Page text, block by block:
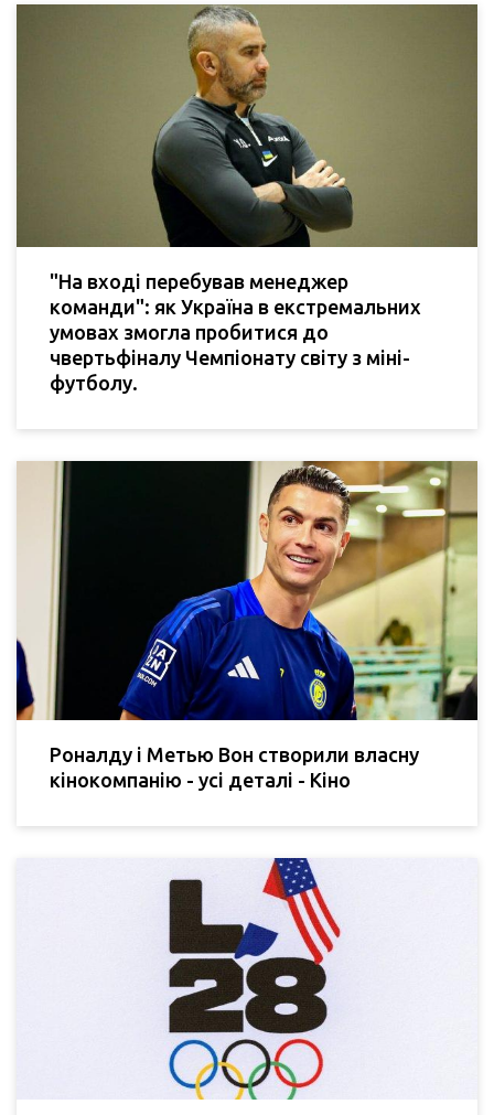
"На вході перебував менеджер
команди": як Україна в екстремальних
умовах змогла пробитися до
чвертьфіналу Чемпіонату світу з міні-
футболу.
Роналду і Метью Вон створили власну
кінокомпанію - усі деталі - Кіно